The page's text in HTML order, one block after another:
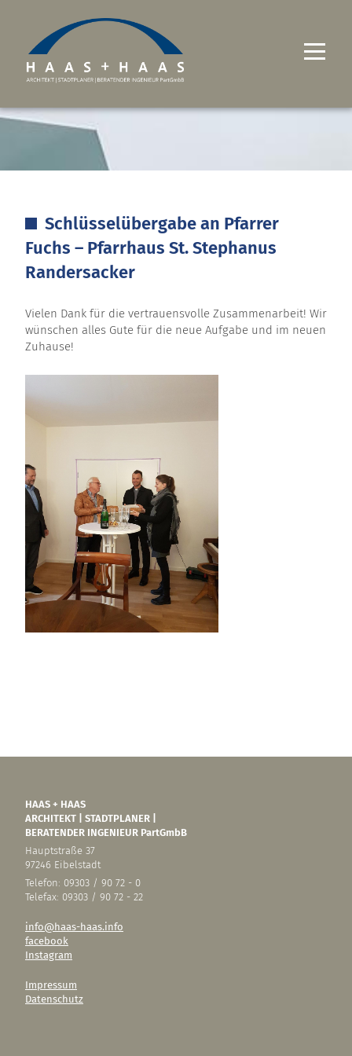
UNTERNEHMEN
PROJEKTE
KARRIERE
KONTAKT
Schlüsselübergabe an Pfarrer
Fuchs – Pfarrhaus St. Stephanus
Randersacker
Vielen Dank für die vertrauensvolle Zusammenarbeit! Wir
wünschen alles Gute für die neue Aufgabe und im neuen
Zuhause!
HAAS + HAAS
ARCHITEKT | STADTPLANER |
BERATENDER INGENIEUR PartGmbB
Hauptstraße 37
97246 Eibelstadt
Telefon: 09303 / 90 72 - 0
Telefax: 09303 / 90 72 - 22
info@haas-haas.info
facebook
Instagram
Impressum
Datenschutz